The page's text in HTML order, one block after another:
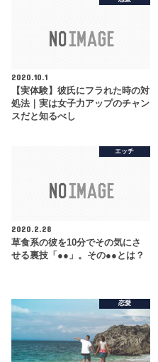
2020.10.1
【実体験】彼氏にフラれた時の対
処法｜実は女子力アップのチャン
スだと知るべし
エッチ
2020.2.28
草食系の彼を10分でその気にさ
せる裏技「●●」。その●●とは？
恋愛